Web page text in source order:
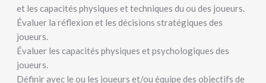
et les capacités physiques et techniques du ou des joueurs.
Évaluer la réflexion et les décisions stratégiques des
joueurs.
Évaluer les capacités physiques et psychologiques des
joueurs.
Définir avec le ou les joueurs et/ou équipe des objectifs de